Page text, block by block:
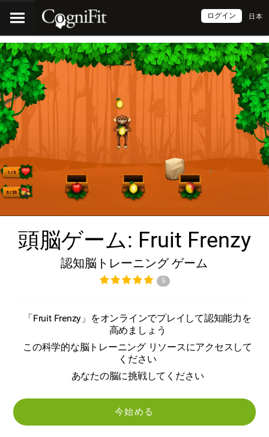
日本
ログイン
頭脳ゲーム: Fruit Frenzy
認知脳トレーニング ゲーム
5
「Fruit Frenzy」をオンラインでプレイして認知能力を
高めましょう
この科学的な脳トレーニング リソースにアクセスして
ください
あなたの脳に挑戦してください
今始める